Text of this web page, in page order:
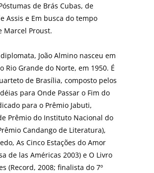
de Brás Cubas, de
Assis e Em busca do tempo
Marcel Proust.
João Almino nasceu em
Rio Grande do Norte, em 1950. É
de Brasília, composto pelos
para Onde Passar o Fim do
para o Prêmio Jabuti,
Prêmio do Instituto Nacional do
Candango de Literatura),
As Cinco Estações do Amor
de las Américas 2003) e O Livro
(Record, 2008; finalista do 7º